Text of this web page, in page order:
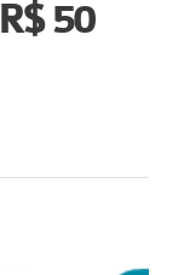
50